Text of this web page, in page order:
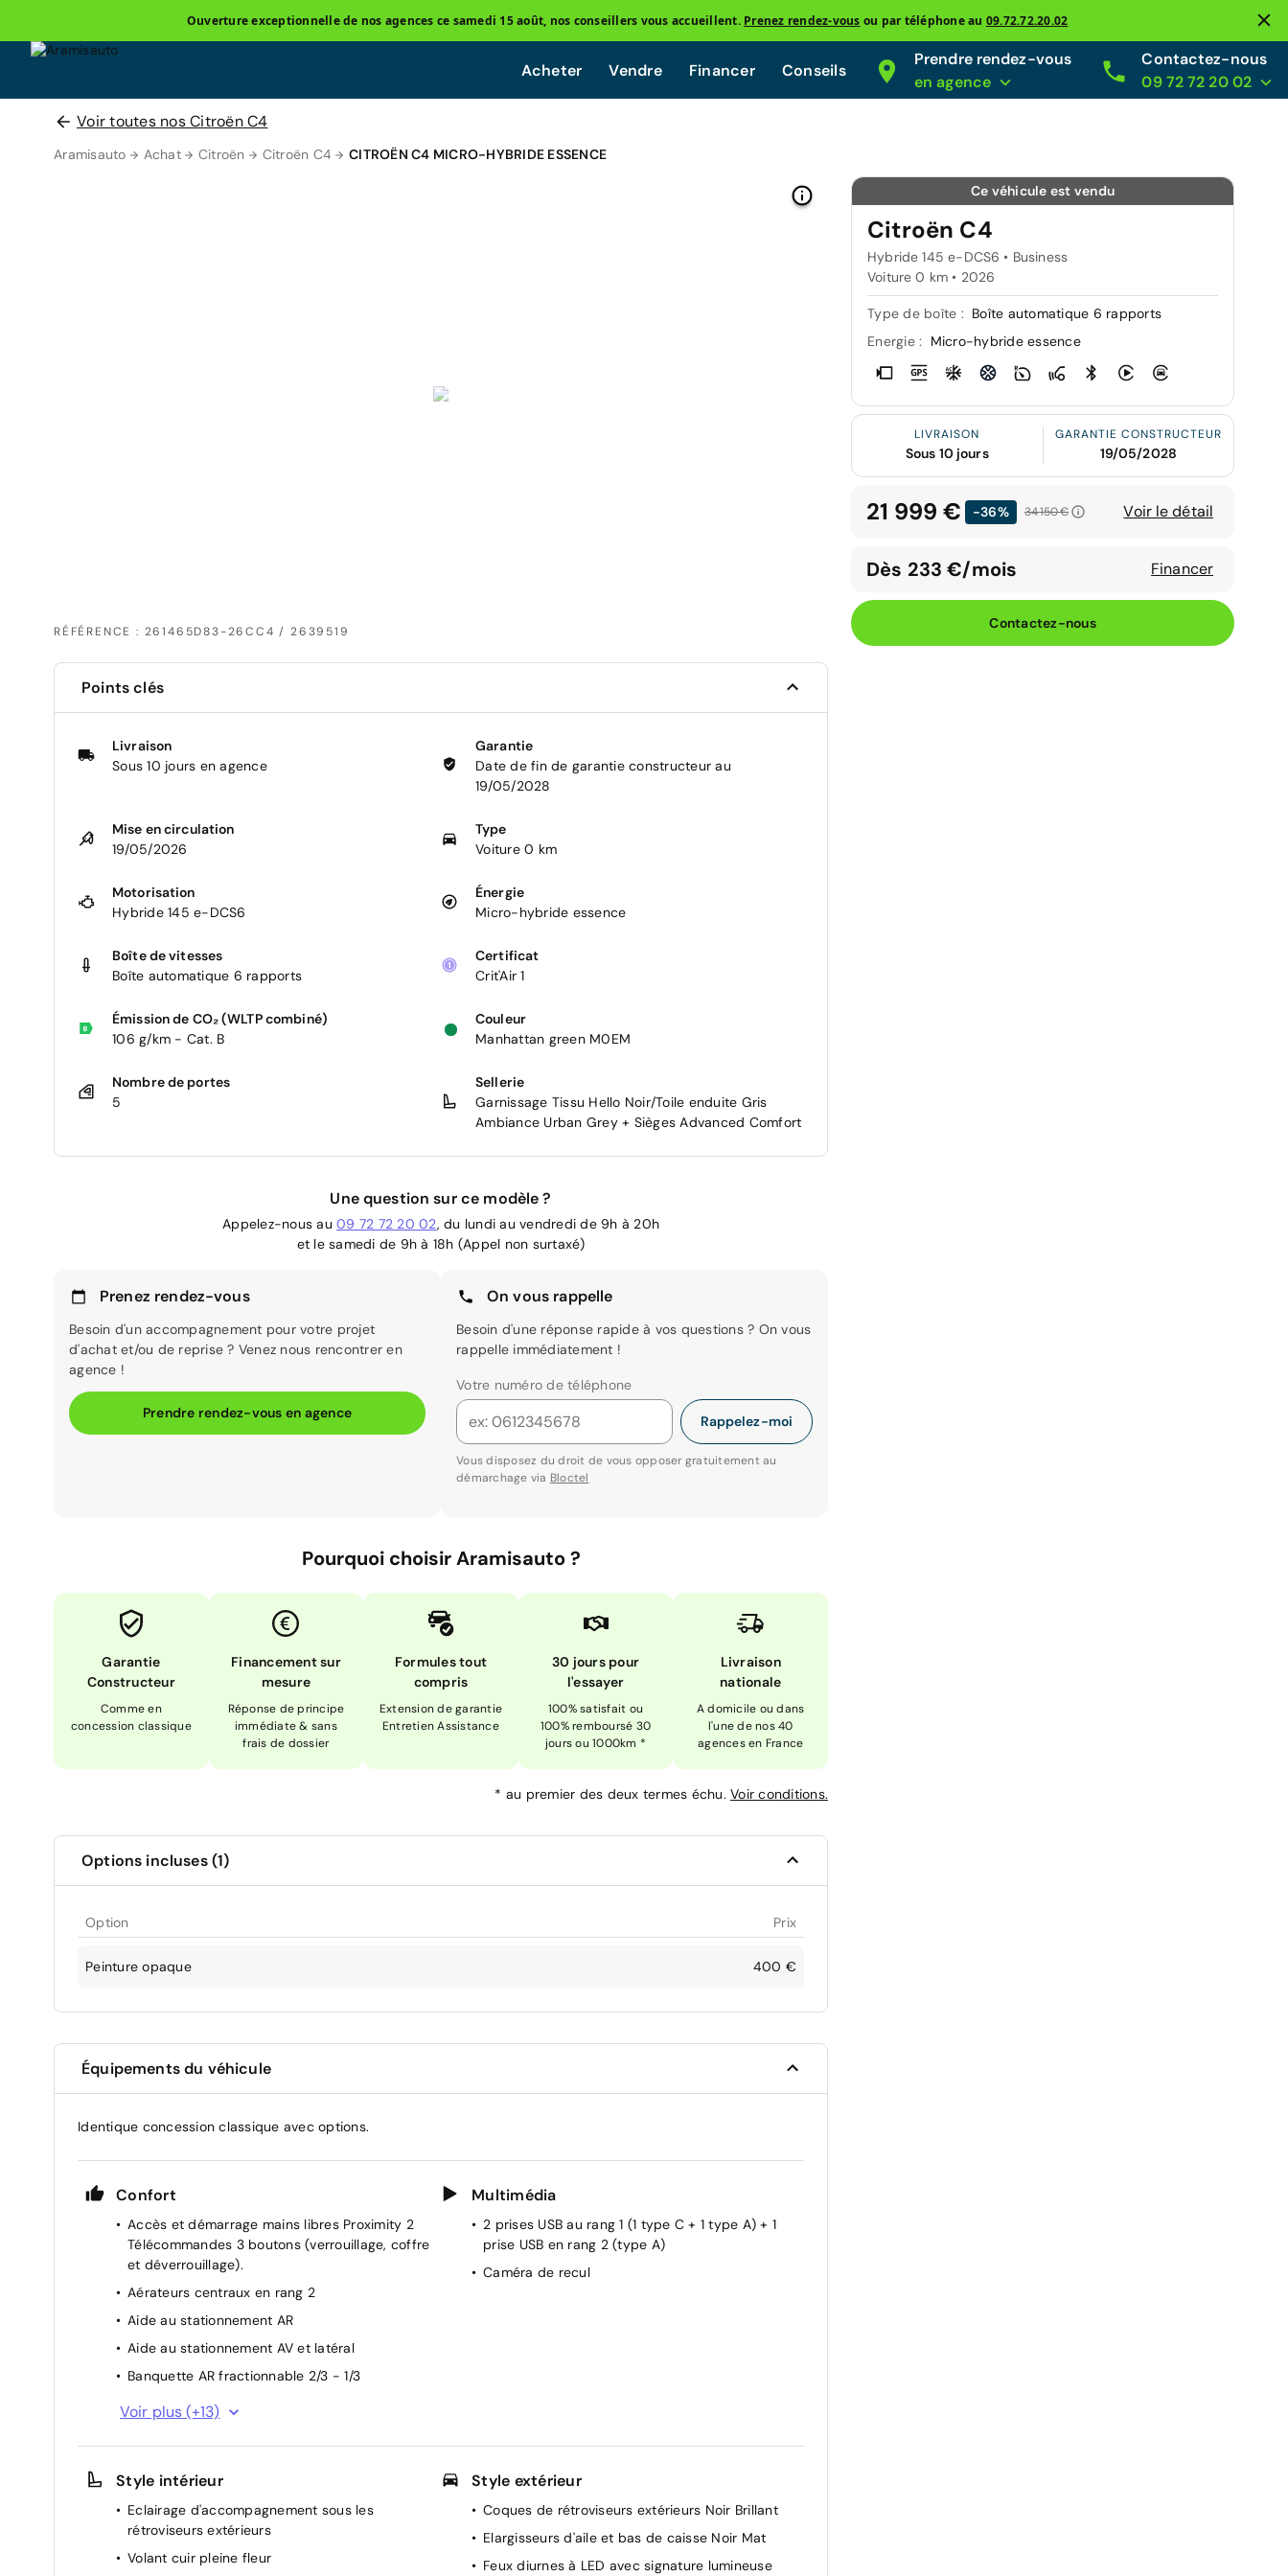
Ouverture exceptionnelle de nos agences ce samedi 15 août, nos conseillers vous accueillent. Prenez rendez-vous ou par téléphone au 09.72.72.20.02
Acheter Vendre Financer Conseils
Prendre rendez-vous
en agence
Contactez-nous
09 72 72 20 02
Voir toutes nos Citroën C4
Aramisauto Achat Citroën Citroën C4 CITROËN C4 MICRO-HYBRIDE ESSENCE
RÉFÉRENCE : 261465D83-26CC4 / 2639519
Ce véhicule est vendu
Citroën C4
Hybride 145 e-DCS6 • Business
Voiture 0 km • 2026
Type de boîte : Boîte automatique 6 rapports
Energie :
Micro-hybride essence
LIVRAISON
Sous 10 jours
GARANTIE CONSTRUCTEUR
19/05/2028
21 999 € -36% 34 150 € Voir le détail
Dès 233 €/mois Financer
Contactez-nous
Points clés
Livraison
Sous 10 jours en agence
Garantie
Date de fin de garantie constructeur au
19/05/2028
Mise en circulation
19/05/2026
Type
Voiture 0 km
Motorisation
Hybride 145 e-DCS6
Énergie
Micro-hybride essence
Boîte de vitesses
Boîte automatique 6 rapports
Certificat
Crit'Air 1
Émission de CO₂ (WLTP combiné)
106 g/km - Cat. B
Couleur
Manhattan green M0EM
Nombre de portes
5
Sellerie
Garnissage Tissu Hello Noir/Toile enduite Gris
Ambiance Urban Grey + Sièges Advanced Comfort
Une question sur ce modèle ?
Appelez-nous au 09 72 72 20 02, du lundi au vendredi de 9h à 20h
et le samedi de 9h à 18h (Appel non surtaxé)
Prenez rendez-vous
Besoin d'un accompagnement pour votre projet
d'achat et/ou de reprise ? Venez nous rencontrer en
agence !
Prendre rendez-vous en agence
On vous rappelle
Besoin d'une réponse rapide à vos questions ? On vous
rappelle immédiatement !
Votre numéro de téléphone
Rappelez-moi
Vous disposez du droit de vous opposer gratuitement au
démarchage via Bloctel
Pourquoi choisir Aramisauto ?
Garantie
Constructeur
Comme en
concession classique
Financement sur
mesure
Réponse de principe
immédiate & sans
frais de dossier
Formules tout
compris
Extension de garantie
Entretien Assistance
30 jours pour
l'essayer
100% satisfait ou
100% remboursé 30
jours ou 1000km *
Livraison
nationale
A domicile ou dans
l'une de nos 40
agences en France
* au premier des deux termes échu. Voir conditions.
Options incluses (1)
Option Prix
Peinture opaque 400 €
Équipements du véhicule
Identique concession classique avec options.
Confort
Accès et démarrage mains libres Proximity 2
Télécommandes 3 boutons (verrouillage, coffre
et déverrouillage).
Aérateurs centraux en rang 2
Aide au stationnement AR
Aide au stationnement AV et latéral
Banquette AR fractionnable 2/3 - 1/3
Boîte automatique 6 rapports
accoudoir
Direction assistée
Essuie-vitre AV automatique
Lève-vitres AV et AR électriques et séquentiels
Voir plus (+13)
Multimédia
2 prises USB au rang 1 (1 type C + 1 type A) + 1
prise USB en rang 2 (type A)
Caméra de recul
Style intérieur
Eclairage d'accompagnement sous les
rétroviseurs extérieurs
Volant cuir pleine fleur
Style extérieur
Coques de rétroviseurs extérieurs Noir Brillant
Elargisseurs d'aile et bas de caisse Noir Mat
Feux diurnes à LED avec signature lumineuse